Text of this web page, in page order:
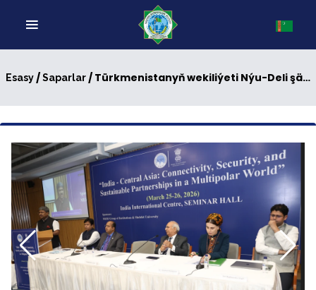
Esasy/Saparlar/ Türkmenistanyň wekiliýeti Nýu-Deli şäherinde geçirilen halkara maslahata gatnaşdy